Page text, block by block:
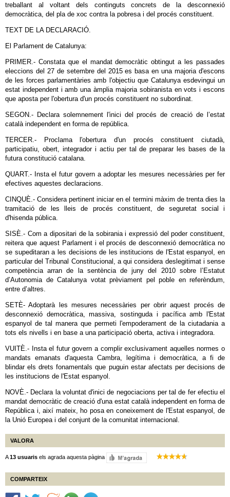
treballant al voltant dels continguts concrets de la desconnexió
democràtica, del pla de xoc contra la pobresa i del procés constituent.
TEXT DE LA DECLARACIÓ.
El Parlament de Catalunya:
PRIMER.- Constata que el mandat democràtic obtingut a les passades
eleccions del 27 de setembre del 2015 es basa en una majoria d'escons
de les forces parlamentàries amb l'objectiu que Catalunya esdevingui un
estat independent i amb una àmplia majoria sobiranista en vots i escons
que aposta per l'obertura d'un procés constituent no subordinat.
SEGON.- Declara solemnement l'inici del procés de creació de l’estat
català independent en forma de república.
TERCER.- Proclama l'obertura d'un procés constituent ciutadà,
participatiu, obert, integrador i actiu per tal de preparar les bases de la
futura constitució catalana.
QUART.- Insta el futur govern a adoptar les mesures necessàries per fer
efectives aquestes declaracions.
CINQUÈ.- Considera pertinent iniciar en el termini màxim de trenta dies la
tramitació de les lleis de procés constituent, de seguretat social i
d'hisenda pública.
SISÈ.- Com a dipositari de la sobirania i expressió del poder constituent,
reitera que aquest Parlament i el procés de desconnexió democràtica no
se supeditaran a les decisions de les institucions de l'Estat espanyol, en
particular del Tribunal Constitucional, a qui considera deslegitimat i sense
competència arran de la sentència de juny del 2010 sobre l’Estatut
d’Autonomia de Catalunya votat prèviament pel poble en referèndum,
entre d’altres.
SETÈ- Adoptarà les mesures necessàries per obrir aquest procés de
desconnexió democràtica, massiva, sostinguda i pacífica amb l'Estat
espanyol de tal manera que permeti l'empoderament de la ciutadania a
tots els nivells i en base a una participació oberta, activa i integradora.
VUITÈ.- Insta el futur govern a complir exclusivament aquelles normes o
mandats emanats d'aquesta Cambra, legítima i democràtica, a fi de
blindar els drets fonamentals que puguin estar afectats per decisions de
les institucions de l'Estat espanyol.
NOVÈ.- Declara la voluntat d'inici de negociacions per tal de fer efectiu el
mandat democràtic de creació d'una estat català independent en forma de
República i, així mateix, ho posa en coneixement de l'Estat espanyol, de
la Unió Europea i del conjunt de la comunitat internacional.
VALORA
A13 usuaris els agrada aquesta pàgina
COMPARTEIX